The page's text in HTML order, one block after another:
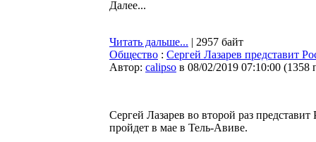
Далее...
Читать дальше... | 2957 байт
Общество : Сергей Лазарев представит
Автор: calipso в 08/02/2019 07:10:00 (1358
Сергей Лазарев во второй раз
пройдет в мае в Тель-Авиве.